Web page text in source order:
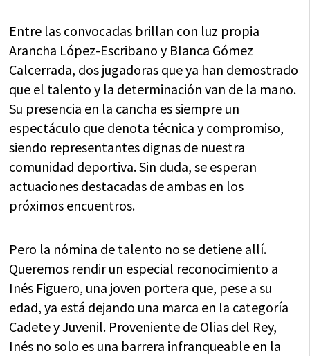
Entre las convocadas brillan con luz propia
Arancha López-Escribano y Blanca Gómez
Calcerrada, dos jugadoras que ya han demostrado
que el talento y la determinación van de la mano.
Su presencia en la cancha es siempre un
espectáculo que denota técnica y compromiso,
siendo representantes dignas de nuestra
comunidad deportiva. Sin duda, se esperan
actuaciones destacadas de ambas en los
próximos encuentros.
Pero la nómina de talento no se detiene allí.
Queremos rendir un especial reconocimiento a
Inés Figuero, una joven portera que, pese a su
edad, ya está dejando una marca en la categoría
Cadete y Juvenil. Proveniente de Olias del Rey,
Inés no solo es una barrera infranqueable en la